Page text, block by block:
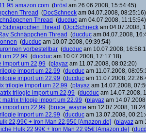
amazon.com (brösl am 26.06.2008, 15:54:45)
Thread (DocSchneck am 04.07.2008, 08:25:16)
Thread (ducduc am 04.07.2008, 11:15:54)
Schnäppchen Thread (DocSchneck am 04.07.2008,
Schnäppchen Thread (ducduc am 04.07.2008,
(ducduc am 10.07.2008, 09:39:54)
vorbestellbar (ducduc am 10.07.2008,
um 22,99 (ducduc am 10.07.2008, 17:17:18)
import um 22,99 (playaz am 11.07.2008, 08:02:20)
import um 22,99 (ducduc am 11.07.2008,
import um 22,99 (ducduc am 11.07.2008,
trilogie import um 22,99 (playaz am 14.07.2008,
trilogie import um 22,99 (ducduc am 14.07.2008,
matrix trilogie import um 22,99 (playaz am
import um 22,99 (bruce_wayne am 12.07.2008,
import um 22,99 (ducduc am 13.07.2008,
22,99€ + Iron Man 22,95€ [Amazon.de] (playaz am
Hulk 22,99€ + Iron Man 22,95€ [Amazon.de] (